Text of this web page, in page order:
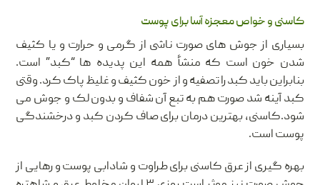
کاسنی و خواص معجزه آسا برای پوست
بسیاری از جوش های صورت ناشی از گرمی و حرارت و یا کثیف
شدن خون است که منشأ همه این پدیده ها “کبد” است.
بنابراین باید کبد را تصفیه و از خون کثیف و غلیظ پاک کرد. وقتی
کبد آینه شد صورت هم به تبع آن شفاف و بدون لک و جوش می
شود.کاسنی، بهترین درمان برای صاف کردن کبد و درخشندگی
پوست است.
بهره گیری از عرق کاسنی برای طراوت و شادابی پوست و رهایی از